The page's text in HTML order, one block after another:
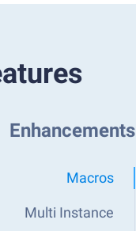
Enhancements
Macros
Multi Instance